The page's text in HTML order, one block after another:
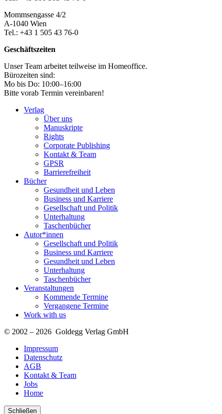
Mommsengasse 4/2
A-1040 Wien
Tel.: +43 1 505 43 76-0
Geschäftszeiten
Unser Team arbeitet teilweise im Homeoffice.
Bürozeiten sind:
Mo bis Do: 10:00–16:00
Bitte vorab Termin vereinbaren!
Verlag
Über uns
Manuskripte
Rights
Corporate Publishing
Kontakt & Team
GPSR
Barrierefreiheit
Bücher
Gesundheit und Leben
Business und Karriere
Gesellschaft und Politik
Unterhaltung
Taschenbücher
Autor*innen
Gesellschaft und Politik
Business und Karriere
Gesundheit und Leben
Unterhaltung
Taschenbücher
Veranstaltungen
Kommende Termine
Vergangene Termine
Work with us
© 2002 – 2026 Goldegg Verlag GmbH
Impressum
Datenschutz
AGB
Kontakt & Team
Jobs
Home
Schließen